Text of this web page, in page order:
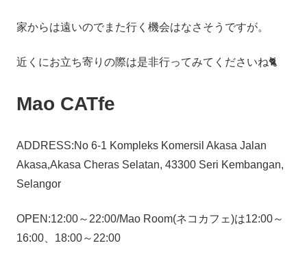
家からは遠いのでまた行く機会はなさそうですが。
近くにお立ち寄りの際は是非行ってみてくださいね🐈
Mao CATfe
ADDRESS:No 6-1 Kompleks Komersil Akasa Jalan
Akasa,Akasa Cheras Selatan, 43300 Seri Kembangan,
Selangor
OPEN:12:00～22:00/Mao Room(ネコカフェ)は12:00～
16:00、18:00～22:00